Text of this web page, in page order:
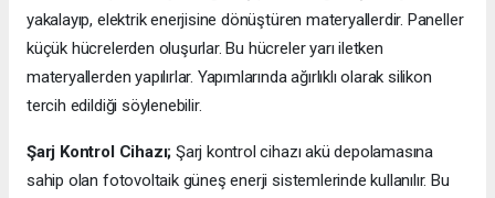
yakalayıp, elektrik enerjisine dönüştüren materyallerdir. Paneller
küçük hücrelerden oluşurlar. Bu hücreler yarı iletken
materyallerden yapılırlar. Yapımlarında ağırlıklı olarak silikon
tercih edildiği söylenebilir.
Şarj Kontrol Cihazı; Şarj kontrol cihazı akü depolamasına
sahip olan fotovoltaik güneş enerji sistemlerinde kullanılır. Bu